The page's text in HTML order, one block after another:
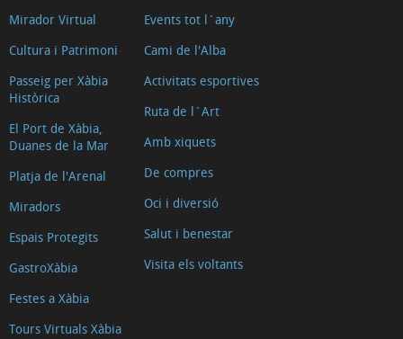
Mirador Virtual
Cultura i Patrimoni
Passeig per Xàbia
Històrica
El Port de Xàbia,
Duanes de la Mar
Platja de l'Arenal
Miradors
Espais Protegits
GastroXàbia
Festes a Xàbia
Tours Virtuals Xàbia
Events tot l´any
Cami de l'Alba
Activitats esportives
Ruta de l´Art
Amb xiquets
De compres
Oci i diversió
Salut i benestar
Visita els voltants